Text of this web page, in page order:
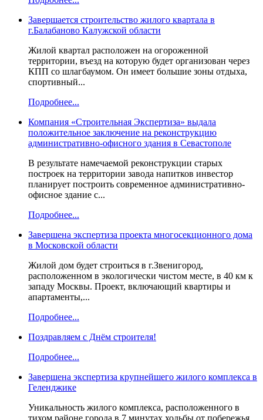
Завершается строительство жилого квартала в
г.Балабаново Калужской области
Жилой квартал расположен на огороженной
территории, въезд на которую будет организован через
КПП со шлагбаумом. Он имеет большие зоны отдыха,
спортивный...
Подробнее...
Компания «Строительная Экспертиза» выдала
положительное заключение на реконструкцию
административно-офисного здания в Севастополе
В результате намечаемой реконструкции старых
построек на территории завода напитков инвестор
планирует построить современное административно-
офисное здание с...
Подробнее...
Завершена экспертиза проекта многосекционного дома
в Московской области
Жилой дом будет строиться в г.Звенигород,
расположенном в экологически чистом месте, в 40 км к
западу Москвы. Проект, включающий квартиры и
апартаменты,...
Подробнее...
Поздравляем с Днём строителя!
Подробнее...
Завершена экспертиза крупнейшего жилого комплекса в
Геленджике
Уникальность жилого комплекса, расположенного в
тихом районе города в 7 минутах ходьбы от побережья,